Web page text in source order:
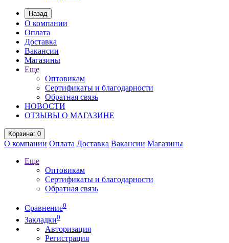
Назад
О компании
Оплата
Доставка
Вакансии
Магазины
Еще
Оптовикам
Сертификаты и благодарности
Обратная связь
НОВОСТИ
ОТЗЫВЫ О МАГАЗИНЕ
Корзина: 0
О компании Оплата Доставка Вакансии Магазины
Еще
Оптовикам
Сертификаты и благодарности
Обратная связь
Сравнение0
Закладки0
Авторизация
Регистрация